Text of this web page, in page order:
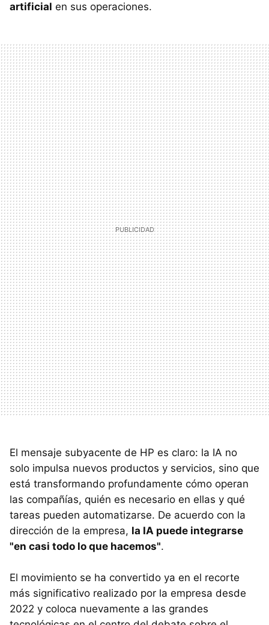
artificial en sus operaciones.
El mensaje subyacente de HP es claro: la IA no
solo impulsa nuevos productos y servicios, sino que
está transformando profundamente cómo operan
las compañías, quién es necesario en ellas y qué
tareas pueden automatizarse. De acuerdo con la
dirección de la empresa, la IA puede integrarse
"en casi todo lo que hacemos".
El movimiento se ha convertido ya en el recorte
más significativo realizado por la empresa desde
2022 y coloca nuevamente a las grandes